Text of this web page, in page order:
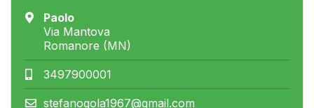
Paolo
Via Mantova
Romanore (MN)
3497900001
stefanogola1967@gmail.com